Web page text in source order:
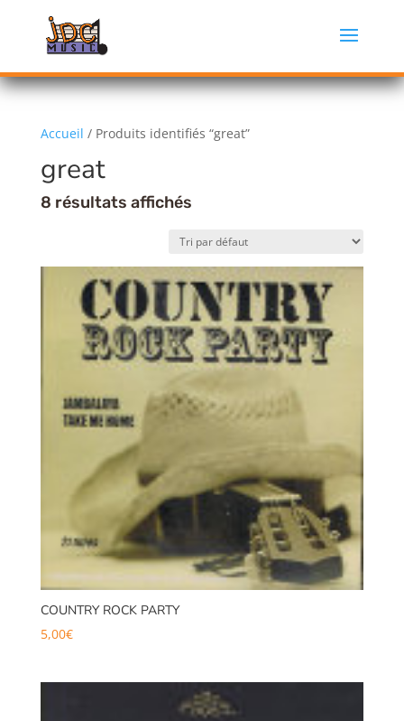
Accueil / Produits identifiés “great”
great
8 résultats affichés
COUNTRY ROCK PARTY
5,00€